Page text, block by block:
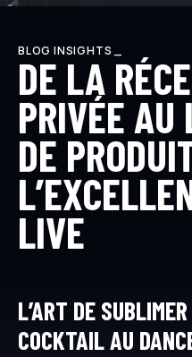
BLOG INSIGHTS _
DE LA
PRIVÉE AU
DE
LIVE
L’ART DE
COCKTAIL AU